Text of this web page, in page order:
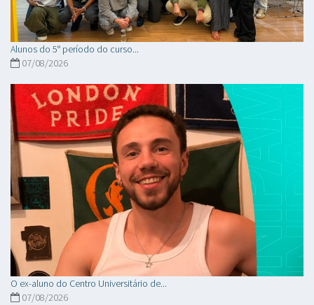
Alunos do 5° período do curso...
07/08/2026
O ex-aluno do Centro Universitário de...
07/08/2026